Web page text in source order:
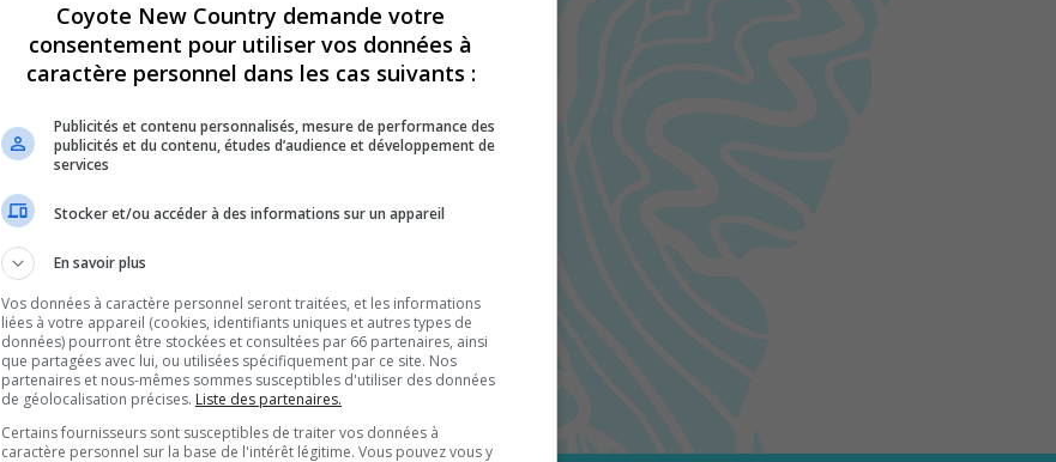
Coyote New Country demande votre
consentement pour utiliser vos données à
caractère personnel dans les cas suivants :
Publicités et contenu personnalisés, mesure de performance des
publicités et du contenu, études d’audience et développement de
services
Stocker et/ou accéder à des informations sur un appareil
En savoir plus
Vos données à caractère personnel seront traitées, et les informations
liées à votre appareil (cookies, identifiants uniques et autres types de
données) pourront être stockées et consultées par 66 partenaires, ainsi
que partagées avec lui, ou utilisées spécifiquement par ce site. Nos
partenaires et nous-mêmes sommes susceptibles d'utiliser des données
de géolocalisation précises. Liste des partenaires.
Certains fournisseurs sont susceptibles de traiter vos données à
caractère personnel sur la base de l'intérêt légitime. Vous pouvez vous y